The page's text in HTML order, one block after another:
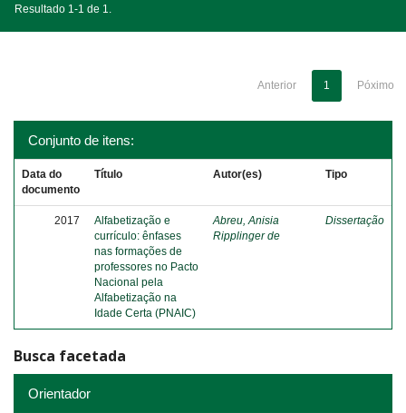
Resultado 1-1 de 1.
Anterior 1 Póximo
Conjunto de itens:
Data do
documento
Título Autor(es) Tipo
2017
Alfabetização e
currículo: ênfases
nas formações de
professores no Pacto
Nacional pela
Alfabetização na
Idade Certa (PNAIC)
Abreu, Anisia
Ripplinger de
Dissertação
Busca facetada
Orientador